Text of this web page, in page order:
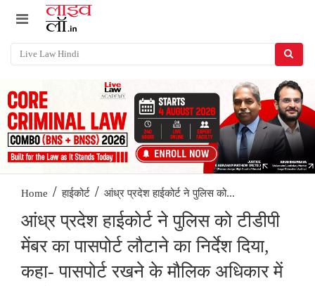
Home / हाईकोर्ट / आंध्र प्रदेश हाईकोर्ट ने पुलिस को...
आंध्र प्रदेश हाईकोर्ट ने पुलिस को टीडीपी
मेंबर का पासपोर्ट लौटाने का निर्देश दिया,
कहा- पासपोर्ट रखने के मौलिक अधिकार में